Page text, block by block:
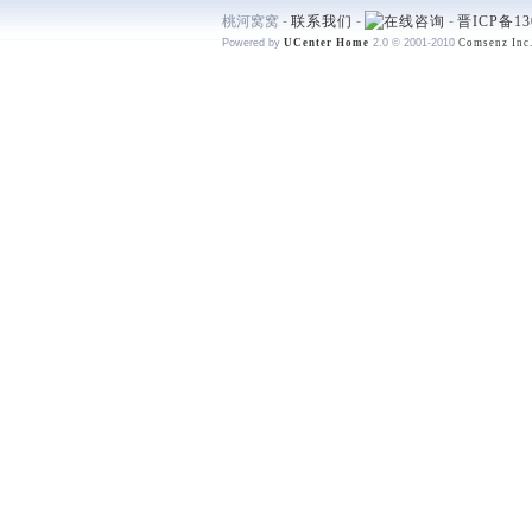
桃河窝窝 - 联系我们 - - 晋ICP备
Powered by UCenter Home 2.0 © 2001-2010 Comsenz Inc.